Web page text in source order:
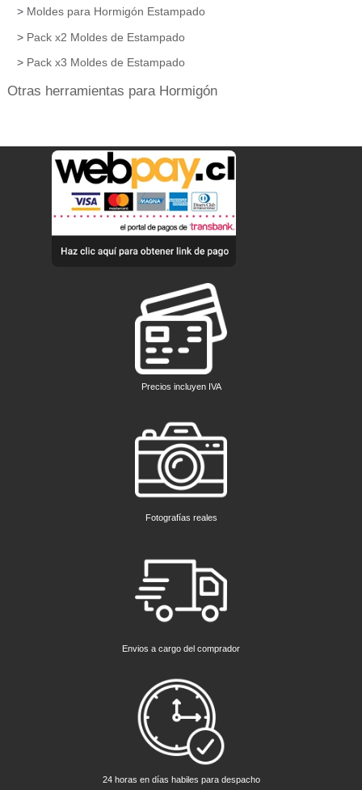
Moldes para Hormigón Estampado
Pack x2 Moldes de Estampado
Pack x3 Moldes de Estampado
Otras herramientas para Hormigón
Precios incluyen IVA
Fotografías reales
Envios a cargo del comprador
24 horas en días habiles para despacho